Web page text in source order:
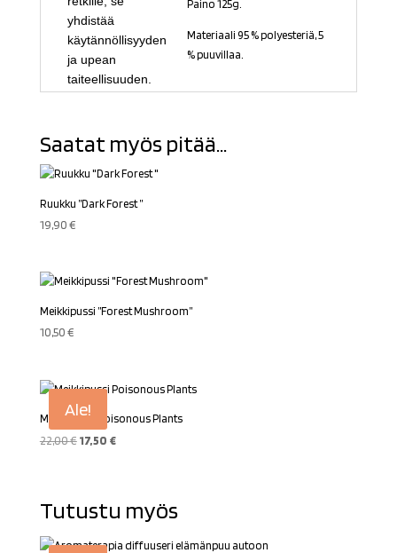
yhdistää
käytännöllisyyden
ja upean
taiteellisuuden.
Paino 125g.
Materiaali 95 % polyesteriä, 5
% puuvillaa.
Saatat myös pitää...
Ruukku ”Dark Forest ”
19,90€
Meikkipussi ”Forest Mushroom”
10,50€
Ale!
Meikkipussi Poisonous Plants
22,00€ Alkuperäinen
17,50 €Nykyinen
Tutustu myös